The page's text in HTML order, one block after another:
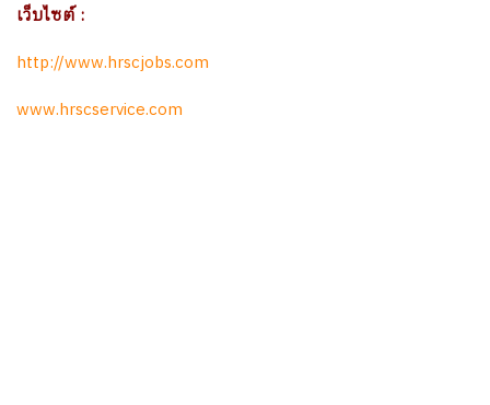
เว็บไซต์ :
http://www.hrscjobs.com
www.hrscservice.com